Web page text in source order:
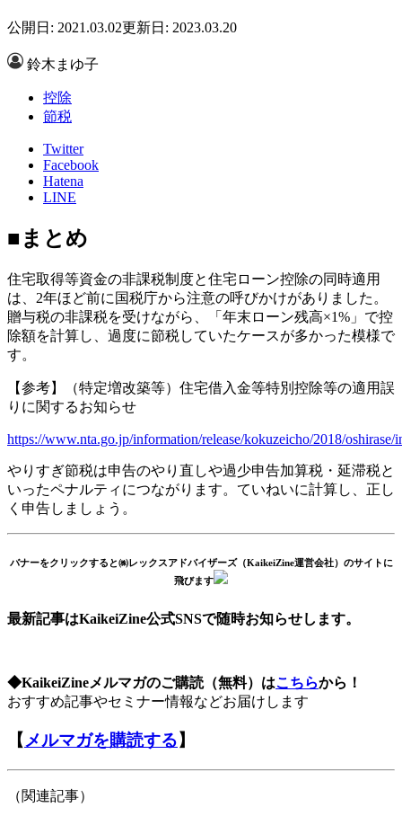
公開日: 2021.03.02更新日: 2023.03.20
鈴木まゆ子
控除
節税
Twitter
Facebook
Hatena
LINE
■まとめ
住宅取得等資金の非課税制度と住宅ローン控除の同時適用
は、2年ほど前に国税庁から注意の呼びかけがありました。
贈与税の非課税を受けながら、「年末ローン残高×1%」で控
除額を計算し、過度に節税していたケースが多かった模様で
す。
【参考】（特定増改築等）住宅借入金等特別控除等の適用誤
りに関するお知らせ
https://www.nta.go.jp/information/release/kokuzeicho/2018/oshirase/
やりすぎ節税は申告のやり直しや過少申告加算税・延滞税と
いったペナルティにつながります。ていねいに計算し、正し
く申告しましょう。
バナーをクリックすると㈱レックスアドバイザーズ（KaikeiZine運営会社）のサイトに
飛びます
最新記事はKaikeiZine公式SNSで随時お知らせします。
◆KaikeiZineメルマガのご購読（無料）はこちらから！
おすすめ記事やセミナー情報などお届けします
【 メルマガを購読する】
（関連記事）